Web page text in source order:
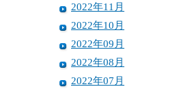
2022年11月
2022年10月
2022年09月
2022年08月
2022年07月